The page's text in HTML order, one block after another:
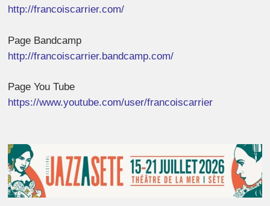
http://francoiscarrier.com/
Page Bandcamp
http://francoiscarrier.bandcamp.com/
Page You Tube
https://www.youtube.com/user/francoiscarrier